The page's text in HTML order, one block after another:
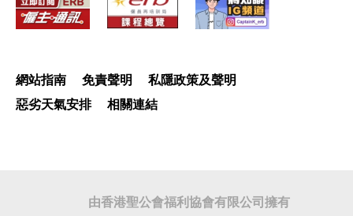
網站指南 免責聲明
私隱政策及聲明
惡劣天氣安排
相關連結
由香港聖公會福利協會有限公司擁有